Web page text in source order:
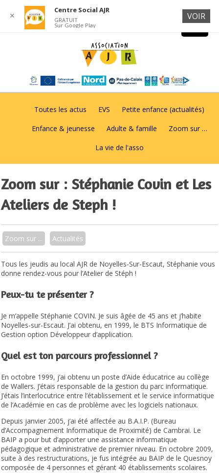
Toutes les actus EVS Petite enfance (actualités)
Enfance & jeunesse Adulte & famille Zoom sur …
La vie de l'asso
Zoom sur : Stéphanie Covin et Les
Ateliers de Steph !
Zoom sur ... Actualités
Tous les jeudis au local AJR de Noyelles-Sur-Escaut, Stéphanie vous
donne rendez-vous pour l’Atelier de Stéph !
Peux-tu te présenter ?
Je m’appelle Stéphanie COVIN. Je suis âgée de 45 ans et j’habite
Noyelles-sur-Escaut. J’ai obtenu, en 1999, le BTS Informatique de
Gestion option Développeur d’application.
Quel est ton parcours professionnel ?
En octobre 1999, j’ai obtenu un poste d’Aide éducatrice au collège
de Wallers. J’étais responsable de la gestion du parc informatique.
J’étais l’interlocutrice entre l’établissement et le service informatique
de l’Académie en cas de problème avec les logiciels nationaux.
Depuis janvier 2005, j’ai été affectée au B.A.I.P. (Bureau
d’Accompagnement Informatique de Proximité) de Cambrai. Le
BAIP a pour but d’apporter une assistance informatique
pédagogique et administrative de premier niveau. En octobre 2009,
suite à des restructurations, je fus intégrée au BAIP de le Quesnoy
composée de 4 personnes et gérant 40 établissements scolaires.
✕
Centre Social AJR
GRATUIT
Sur Google Play
VOIR